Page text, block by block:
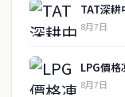
TAT深耕
8月7日
LPG價
8月7日